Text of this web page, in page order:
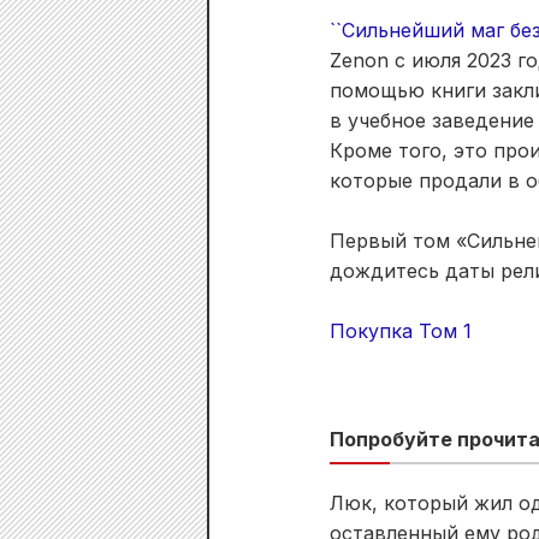
``Сильнейший маг
Zenon с июля 2023
помощью книги
в учебное
Кроме того, это
которые продали в
Первый том
дождитесь даты
Покупка Том 1
Попробуйте
Люк, который жил
оставленный ему